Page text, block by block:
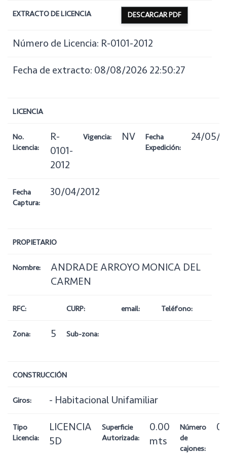
EXTRACTO DE LICENCIA DESCARGAR PDF
Número de Licencia: R-0101-2012
Fecha de extracto: 08/08/2026 22:50:27
LICENCIA
No.
Licencia:
R-
0101-
2012
Vigencia: NV
Fecha
Expedición:
24/05/
Fecha
Captura:
30/04/2012
PROPIETARIO
Nombre:
ANDRADE ARROYO MONICA DEL
CARMEN
RFC: CURP: email: Teléfono:
Zona: 5 Sub-zona:
CONSTRUCCIÓN
Giros: - Habitacional Unifamiliar
Tipo
Licencia:
LICENCIA
5D
Superficie
Autorizada:
0.00
mts
Número
de
cajones:
0